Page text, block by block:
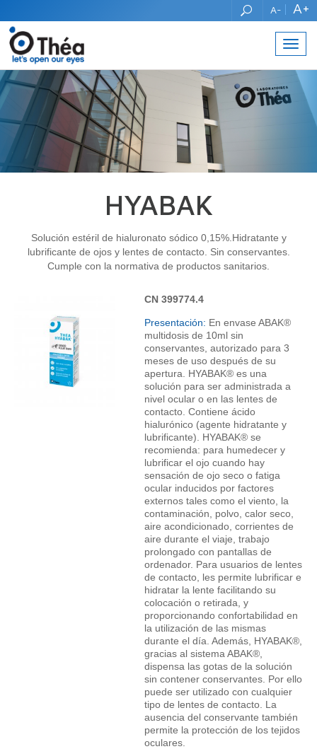
A- A+
HYABAK
Solución estéril de hialuronato sódico 0,15%.Hidratante y
lubrificante de ojos y lentes de contacto. Sin conservantes.
Cumple con la normativa de productos sanitarios.
CN 399774.4
Presentación: En envase ABAK®
multidosis de 10ml sin
conservantes, autorizado para 3
meses de uso después de su
apertura. HYABAK® es una
solución para ser administrada a
nivel ocular o en las lentes de
contacto. Contiene ácido
hialurónico (agente hidratante y
lubrificante). HYABAK® se
recomienda: para humedecer y
lubrificar el ojo cuando hay
sensación de ojo seco o fatiga
ocular inducidos por factores
externos tales como el viento, la
contaminación, polvo, calor seco,
aire acondicionado, corrientes de
aire durante el viaje, trabajo
prolongado con pantallas de
ordenador. Para usuarios de lentes
de contacto, les permite lubrificar e
hidratar la lente facilitando su
colocación o retirada, y
proporcionando confortabilidad en
la utilización de las mismas
durante el día. Además, HYABAK®,
gracias al sistema ABAK®,
dispensa las gotas de la solución
sin contener conservantes. Por ello
puede ser utilizado con cualquier
tipo de lentes de contacto. La
ausencia del conservante también
permite la protección de los tejidos
oculares.